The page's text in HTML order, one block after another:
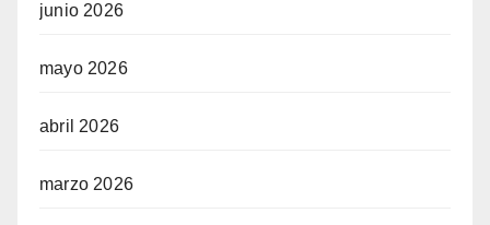
junio 2026
mayo 2026
abril 2026
marzo 2026